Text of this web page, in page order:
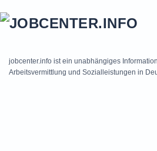
jobcenter.info ist ein unabhängiges
Arbeitsvermittlung und Sozialleistungen in